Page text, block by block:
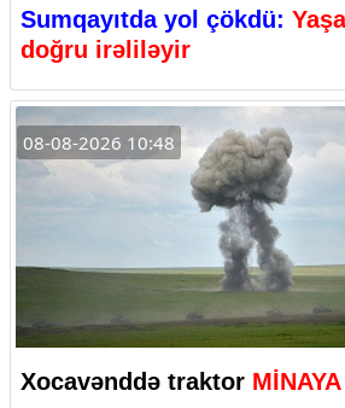
Sumqayıtda yol çökdü:
doğru irəliləyir
08-08-2026 10:48
Xocavənddə traktor